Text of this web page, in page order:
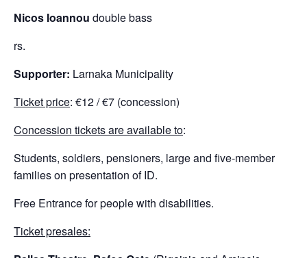
Nicos Ioannou double bass
rs.
Supporter: Larnaka Municipality
Ticket price: €12 / €7 (concession)
Concession tickets are available to:
Students, soldiers, pensioners, large and five-member
families on presentation of ID.
Free Entrance for people with disabilities.
Ticket presales: